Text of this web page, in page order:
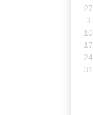
27
3
10
17
24
31